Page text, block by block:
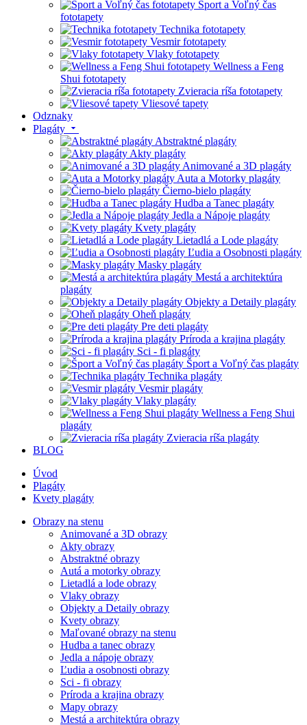
Šport a Voľný čas
fototapety
Technika fototapety
Vesmir fototapety
Vlaky fototapety
Wellness a Feng
Shui fototapety
Zvieracia ríša fototapety
Vliesové tapety
Odznaky
Plagáty
Abstraktné plagáty
Akty plagáty
Animované a 3D plagáty
Auta a Motorky plagáty
Čierno-bielo plagáty
Hudba a Tanec plagáty
Jedla a Nápoje plagáty
Kvety plagáty
Lietadlá a Lode plagáty
Ľudia a Osobnosti plagáty
Masky plagáty
Mestá a architektúra
plagáty
Objekty a Detaily plagáty
Oheň plagáty
Pre deti plagáty
Príroda a krajina plagáty
Sci - fi plagáty
Šport a Voľný čas plagáty
Technika plagáty
Vesmir plagáty
Vlaky plagáty
Wellness a Feng Shui
plagáty
Zvieracia ríša plagáty
BLOG
Úvod
Plagáty
Kvety plagáty
Obrazy na stenu
Animované a 3D obrazy
Akty obrazy
Abstraktné obrazy
Autá a motorky obrazy
Lietadlá a lode obrazy
Vlaky obrazy
Objekty a Detaily obrazy
Kvety obrazy
Maľované obrazy na stenu
Hudba a tanec obrazy
Jedla a nápoje obrazy
Ľudia a osobnosti obrazy
Sci - fi obrazy
Príroda a krajina obrazy
Mapy obrazy
Mestá a architektúra obrazy